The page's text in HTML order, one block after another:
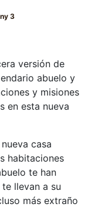
3
versión de
abuelo y
y misiones
en esta nueva
casa
habitaciones
te han
llevan a su
más extraño